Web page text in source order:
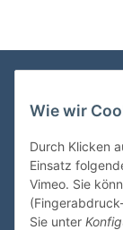
VDMedien24.de
Kasernenstraße
66482
Tel. 06332 72710
eMail:
Wie wir
Durch Klicken
Einsatz
Vimeo. Sie
Sie unter